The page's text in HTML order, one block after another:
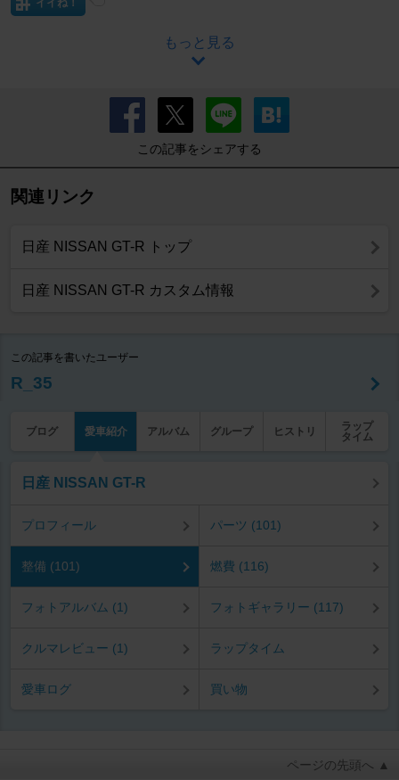
イイね！
もっと見る
この記事をシェアする
関連リンク
日産 NISSAN GT-R トップ
日産 NISSAN GT-R カスタム情報
この記事を書いたユーザー
R_35
ブログ 愛車紹介 アルバム グループ ヒストリ
ラップ
タイム
日産 NISSAN GT-R
プロフィール パーツ (101)
整備 (101) 燃費 (116)
フォトアルバム (1) フォトギャラリー (117)
クルマレビュー (1) ラップタイム
愛車ログ 買い物
ページの先頭へ ▲